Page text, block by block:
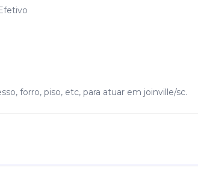
forro, piso, etc, para atuar em joinville/sc.